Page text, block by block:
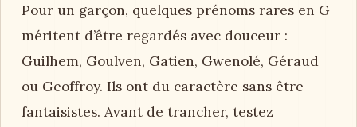
Pour un garçon, quelques prénoms rares en G
méritent d’être regardés avec douceur :
Guilhem, Goulven, Gatien, Gwenolé, Géraud
ou Geoffroy. Ils ont du caractère sans être
fantaisistes. Avant de trancher, testez